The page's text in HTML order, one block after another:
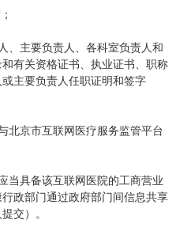
、主要负责人、各科室负责人和
有关资格证书、执业证书、职称
主要负责人任职证明和签字
北京市互联网医疗服务监管平台
当具备该互联网医院的工商营业
政部门通过政府部门间信息共享
交）。